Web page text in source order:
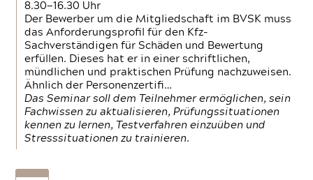
8.30—16.30 Uhr
Der Bewerber um die Mitgliedschaft im BVSK muss
das Anforderungsprofil für den Kfz-
Sachverständigen für Schäden und Bewertung
erfüllen. Dieses hat er in einer schriftlichen,
mündlichen und praktischen Prüfung nachzuweisen.
Ähnlich der Personenzertifi…
Das Seminar soll dem Teilnehmer ermöglichen, sein
Fachwissen zu aktualisieren, Prüfungssituationen
kennen zu lernen, Testverfahren einzuüben und
Stresssituationen zu trainieren.